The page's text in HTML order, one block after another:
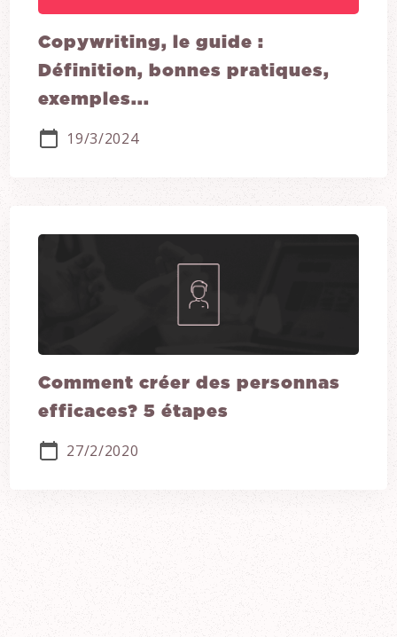
Copywriting, le guide :
Définition, bonnes pratiques,
exemples...
19/3/2024
Comment créer des personnas
efficaces? 5 étapes
27/2/2020